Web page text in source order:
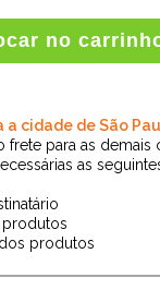
no
a cidade de São
frete para as demais
as
produtos